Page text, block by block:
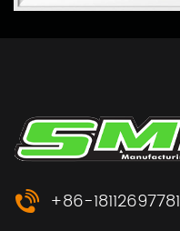
+86-18112697781